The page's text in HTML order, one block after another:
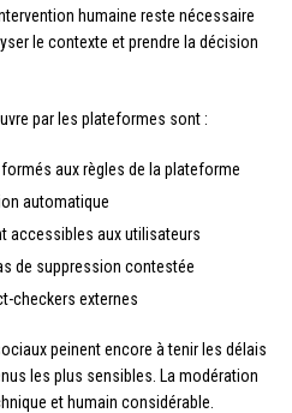
humaine reste nécessaire
le contexte et prendre la décision
par les plateformes sont :
aux règles de la plateforme
automatique
accessibles aux utilisateurs
de suppression contestée
checkers externes
peinent encore à tenir les délais
les plus sensibles. La modération
et humain considérable.